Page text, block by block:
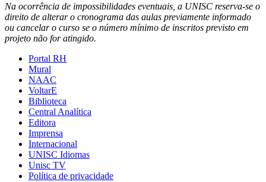
Na ocorrência de impossibilidades eventuais, a UNISC reserva-se o
direito de alterar o cronograma das aulas previamente informado
ou cancelar o curso se o número mínimo de inscritos previsto em
projeto não for atingido.
Portal RH
Mural
NAAC
VoltarE
Biblioteca
Central Analítica
Editora
Imprensa
Internacional
UNISC Idiomas
Unisc TV
Política de privacidade